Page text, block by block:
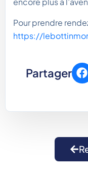
Pour prendre
https://
Partager